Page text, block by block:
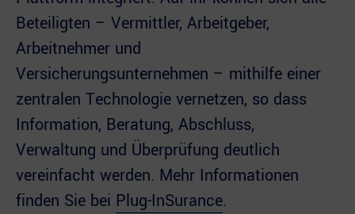
Beteiligten – Vermittler, Arbeitgeber,
Arbeitnehmer und
Versicherungsunternehmen – mithilfe einer
zentralen Technologie vernetzen, so dass
Information, Beratung, Abschluss,
Verwaltung und Überprüfung deutlich
vereinfacht werden. Mehr Informationen
finden Sie bei Plug-InSurance.